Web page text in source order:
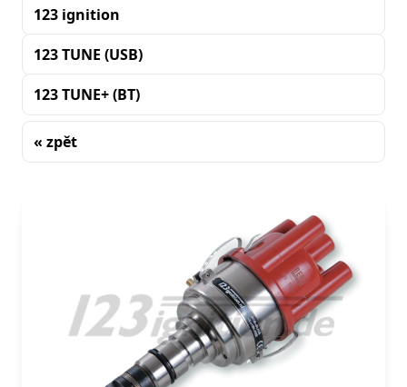
123 ignition
123 TUNE (USB)
123 TUNE+ (BT)
« zpět